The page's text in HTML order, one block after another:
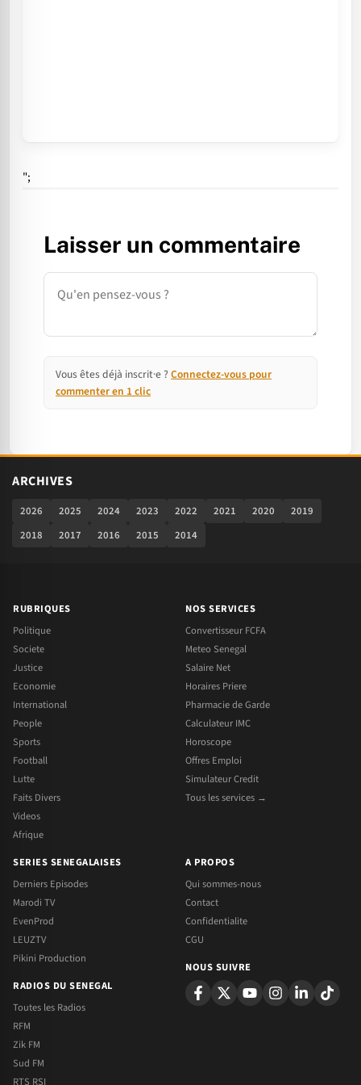
";
Laisser un commentaire
Commentaire
Vous êtes déjà inscrit·e ? Connectez-vous pour
commenter en 1 clic
ARCHIVES
2026 2025 2024 2023 2022 2021 2020
2019
2018
2017 2016 2015 2014
RUBRIQUES
Politique
Societe
Justice
Economie
International
People
Sports
Football
Lutte
Faits Divers
Videos
Afrique
NOS SERVICES
Convertisseur FCFA
Meteo Senegal
Salaire Net
Horaires Priere
Pharmacie de Garde
Calculateur IMC
Horoscope
Offres Emploi
Simulateur Credit
Tous les services →
SERIES SENEGALAISES
Derniers Episodes
Marodi TV
EvenProd
LEUZTV
Pikini Production
RADIOS DU SENEGAL
Toutes les Radios
RFM
Zik FM
Sud FM
RTS RSI
A PROPOS
Qui sommes-nous
Contact
Confidentialite
CGU
NOUS SUIVRE